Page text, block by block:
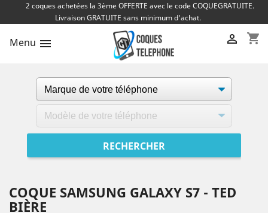
2 coques achetées la 3ème OFFERTE avec le code COQUEGRATUITE.
Livraison GRATUITE sans minimum d'achat.
Menu  shopping_cart

COQUE SAMSUNG GALAXY S7 - TED
BIÈRE